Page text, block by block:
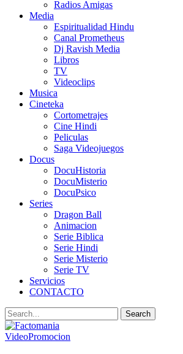
Radios Amigas
Media
Espiritualidad Hindu
Canal Prometheus
Dj Ravish Media
Libros
TV
Videoclips
Musica
Cineteka
Cortometrajes
Cine Hindi
Peliculas
Saga Videojuegos
Docus
DocuHistoria
DocuMisterio
DocuPsico
Series
Dragon Ball
Animacion
Serie Biblica
Serie Hindi
Serie Misterio
Serie TV
Servicios
CONTACTO
VideoPromocion